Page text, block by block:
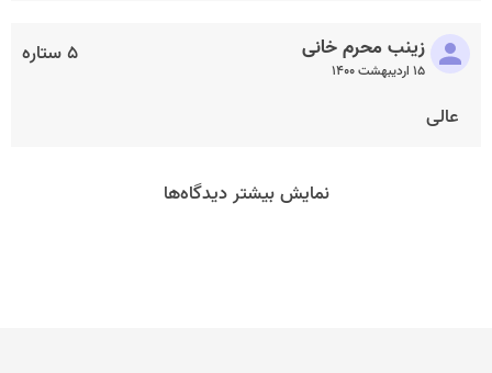
۵ ستاره زینب محرم خانی
۱۵ اردیبهشت ۱۴۰۰
عالی
نمایش بیشتر دیدگاه‌ها